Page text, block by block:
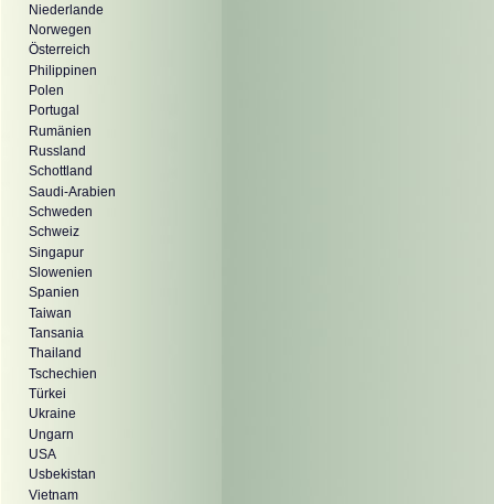
Niederlande
Norwegen
Österreich
Philippinen
Polen
Portugal
Rumänien
Russland
Schottland
Saudi-Arabien
Schweden
Schweiz
Singapur
Slowenien
Spanien
Taiwan
Tansania
Thailand
Tschechien
Türkei
Ukraine
Ungarn
USA
Usbekistan
Vietnam